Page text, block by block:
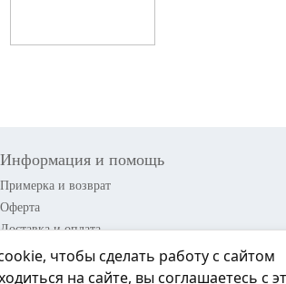
Информация и помощь
Примерка и возврат
Оферта
Доставка и оплата
Акции
Контакты
чтобы сделать работу с сайтом
на сайте, вы соглашаетесь с